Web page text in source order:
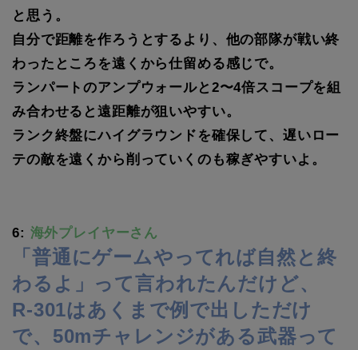
と思う。
自分で距離を作ろうとするより、他の部隊が戦い終
わったところを遠くから仕留める感じで。
ランパートのアンプウォールと2〜4倍スコープを組
み合わせると遠距離が狙いやすい。
ランク終盤にハイグラウンドを確保して、遅いロー
テの敵を遠くから削っていくのも稼ぎやすいよ。
6: 海外プレイヤーさん
「普通にゲームやってれば自然と終
わるよ」って言われたんだけど、
R-301はあくまで例で出しただけ
で、50mチャレンジがある武器って